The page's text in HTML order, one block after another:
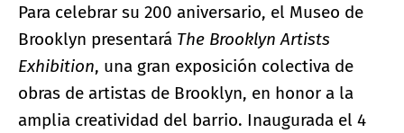
Para celebrar su 200 aniversario, el Museo de
Brooklyn presentará The Brooklyn Artists
Exhibition, una gran exposición colectiva de
obras de artistas de Brooklyn, en honor a la
amplia creatividad del barrio. Inaugurada el 4